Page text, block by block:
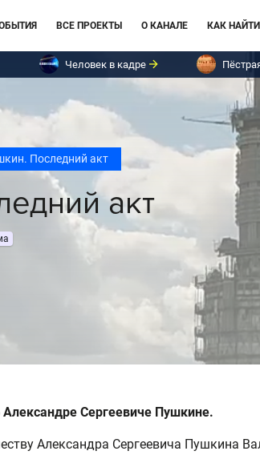
ВСЕ ПРОЕКТЫ О КАНАЛЕ КАК НАЙТИ
Человек в кадре
Последний акт
акт
Сергеевиче Пушкине.
Александра Сергеевича Пушкина